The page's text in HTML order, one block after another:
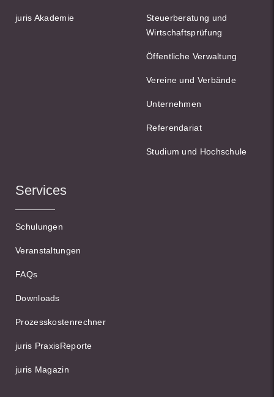
juris Akademie
Steuerberatung und
Wirtschaftsprüfung
Öffentliche Verwaltung
Vereine und Verbände
Unternehmen
Referendariat
Studium und Hochschule
Services
Schulungen
Veranstaltungen
FAQs
Downloads
Prozesskostenrechner
juris PraxisReporte
juris Magazin